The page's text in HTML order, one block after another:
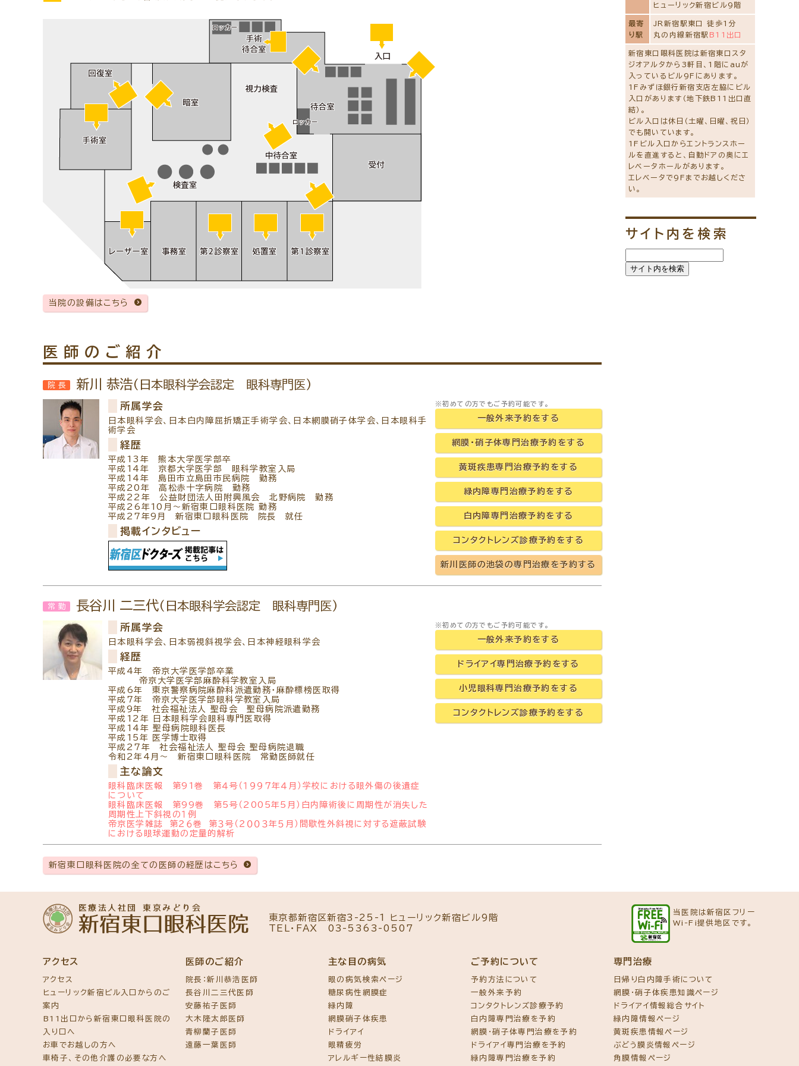
当院の設備はこちら
医師のご紹介
院長 新川 恭浩(日本眼科学会認定 眼科専門医)
所属学会
日本眼科学会、日本白内障屈折矯正手術学会、日本網膜硝子体学会、日本眼科手
術学会
経歴
平成13年 熊本大学医学部卒
平成14年 京都大学医学部 眼科学教室入局
平成14年 島田市立島田市民病院 勤務
平成20年 高松赤十字病院 勤務
平成22年 公益財団法人田附興風会 北野病院 勤務
平成26年10月～新宿東口眼科医院 勤務
平成27年9月 新宿東口眼科医院 院長 就任
掲載インタビュー
※初めての方でもご予約可能です。
一般外来予約をする
網膜・硝子体専門治療予約をする
黄斑疾患専門治療予約をする
緑内障専門治療予約をする
白内障専門治療予約をする
コンタクトレンズ診療予約をする
新川医師の池袋の専門治療を予約する
常勤 長谷川 二三代(日本眼科学会認定 眼科専門医)
所属学会
日本眼科学会、日本弱視斜視学会、日本神経眼科学会
経歴
平成4年 帝京大学医学部卒業
帝京大学医学部麻酔科学教室入局
平成6年 東京警察病院麻酔科派遣勤務・麻酔標榜医取得
平成7年 帝京大学医学部眼科学教室入局
平成9年 社会福祉法人 聖母会 聖母病院派遣勤務
平成12年 日本眼科学会眼科専門医取得
平成14年 聖母病院眼科医長
平成15年 医学博士取得
平成27年 社会福祉法人 聖母会 聖母病院退職
令和2年4月～ 新宿東口眼科医院 常勤医師就任
主な論文
眼科臨床医報 第91巻 第４号（１９９７年４月）学校における眼外傷の後遺症
について
眼科臨床医報 第99巻 第5号（2005年5月）白内障術後に周期性が消失した
周期性上下斜視の１例
帝京医学雑誌 第２６巻 第３号（２００３年５月）間歇性外斜視に対する遮蔽試験
における眼球運動の定量的解析
※初めての方でもご予約可能です。
一般外来予約をする
ドライアイ専門治療予約をする
小児眼科専門治療予約をする
コンタクトレンズ診療予約をする
新宿東口眼科医院の全ての医師の経歴はこちら
ヒューリック新宿ビル9階
最寄
り駅
JR新宿駅東口 徒歩1分
丸の内線新宿駅 B11出口
新宿東口眼科医院は新宿東口スタ
ジオアルタから3軒目、1階にauが
入っているビル9Fにあります。
1Fみずほ銀行新宿支店左脇にビル
入口があります（地下鉄B11出口直
結）。
ビル入口は休日（土曜、日曜、祝日）
でも開いています。
1Fビル入口からエントランスホー
ルを直進すると、自動ドアの奥にエ
レベータホールがあります。
エレベータで9Fまでお越しくださ
い。
サイト内を検索
東京都新宿区新宿3-25-1 ヒューリック新宿ビル9階
TEL・FAX 03-5363-0507
当医院は新宿区フリー
Wi-Fi提供地区です。
アクセス
アクセス
ヒューリック新宿ビル入口からのご
案内
B11出口から新宿東口眼科医院の
入り口へ
お車でお越しの方へ
車椅子、その他介護の必要な方へ
医師のご紹介
院長：新川恭浩医師
長谷川二三代医師
安藤祐子医師
大木隆太郎医師
青柳蘭子医師
遠藤一葉医師
主な目の病気
眼の病気検索ページ
糖尿病性網膜症
緑内障
網膜硝子体疾患
ドライアイ
眼精疲労
アレルギー性結膜炎
ご予約について
予約方法について
一般外来予約
コンタクトレンズ診療予約
白内障専門治療を予約
網膜・硝子体専門治療を予約
ドライアイ専門治療を予約
緑内障専門治療を予約
専門治療
日帰り白内障手術について
網膜・硝子体疾患知識ページ
ドライアイ情報総合サイト
緑内障情報ページ
黄斑疾患情報ページ
ぶどう膜炎情報ページ
角膜情報ページ